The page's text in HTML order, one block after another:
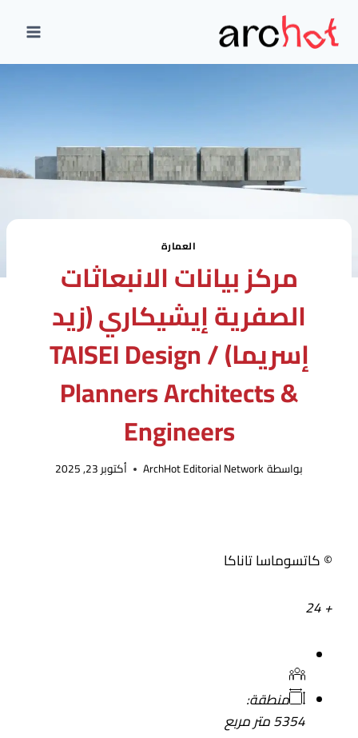
المحتوى
العمارة
مركز بيانات الانبعاثات
الصفرية إيشيكاري (زيد
إسريما) / TAISEI Design
Planners Architects &
Engineers
بواسطةArchHot Editorial Network أكتوبر 23, 2025
© كاتسوماسا تاناكا
+ 24
منطقة:
5354 متر مربع